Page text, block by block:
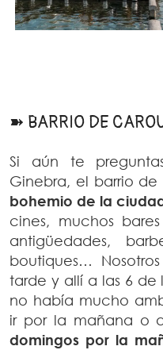
➽ BARRIO DE
Si aún te
Ginebra, el barrio
bohemio de la
cines, muchos
antigüedades,
boutiques…
tarde y allí a las 6
no había mucho
ir por la mañana o
domingos por la